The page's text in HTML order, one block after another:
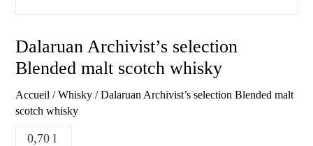
Dalaruan Archivist’s selection
Blended malt scotch whisky
Accueil /Whisky / Dalaruan Archivist’s selection Blended malt
scotch whisky
0,70 l